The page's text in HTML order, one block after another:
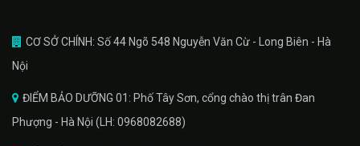
CƠ SỞ CHÍNH: Số 44 Ngõ 548 Nguyễn Văn Cừ - Long Biên - Hà
Nội
ĐIỂM BẢO DƯỠNG 01: Phố Tây Sơn, cổng chào thị trân Đan
Phượng - Hà Nội (LH: 0968082688)